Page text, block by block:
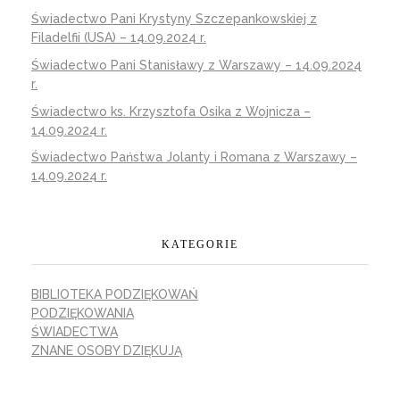
Świadectwo Pani Krystyny Szczepankowskiej z
Filadelfii (USA) – 14.09.2024 r.
Świadectwo Pani Stanisławy z Warszawy – 14.09.2024
r.
Świadectwo ks. Krzysztofa Osika z Wojnicza –
14.09.2024 r.
Świadectwo Państwa Jolanty i Romana z Warszawy –
14.09.2024 r.
KATEGORIE
BIBLIOTEKA PODZIĘKOWAŃ
PODZIĘKOWANIA
ŚWIADECTWA
ZNANE OSOBY DZIĘKUJĄ